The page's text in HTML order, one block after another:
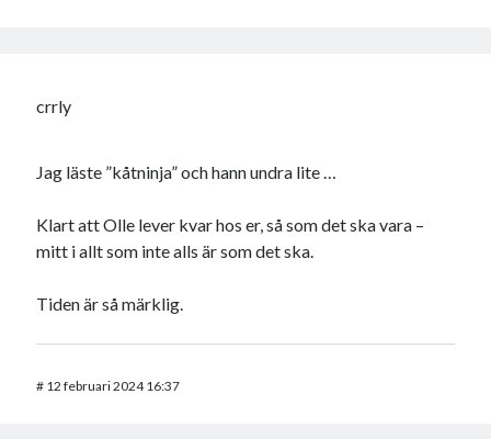
crrly
Jag läste ”kåtninja” och hann undra lite …
Klart att Olle lever kvar hos er, så som det ska vara –
mitt i allt som inte alls är som det ska.
Tiden är så märklig.
# 12 februari 2024 16:37